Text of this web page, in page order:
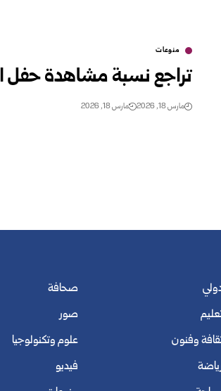
منوعات
تراجع نسبة مشاهدة حفل
مارس 18, 2026 مارس 18, 2026
وفنون
صحافة
صور
علوم وتكنولوجيا
فيديو